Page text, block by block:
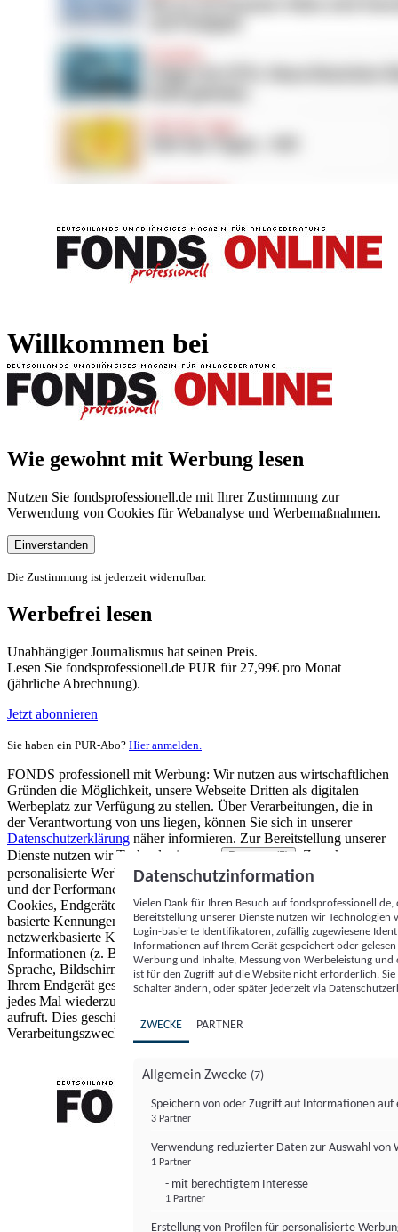
Willkommen bei
Wie gewohnt mit Werbung lesen
Nutzen Sie fondsprofessionell.de mit Ihrer Zustimmung zur
Verwendung von Cookies für Webanalyse und Werbemaßnahmen.
Einverstanden
Die Zustimmung ist jederzeit widerrufbar.
Werbefrei lesen
Unabhängiger Journalismus hat seinen Preis.
Lesen Sie fondsprofessionell.de PUR für 27,99€ pro Monat
(jährliche Abrechnung).
Jetzt abonnieren
Sie haben ein PUR-Abo? Hier anmelden.
FONDS professionell mit Werbung: Wir nutzen aus wirtschaftlichen
Gründen die Möglichkeit, unsere Webseite Dritten als digitalen
Werbeplatz zur Verfügung zu stellen. Über Verarbeitungen, die in
der Verantwortung von uns liegen, können Sie sich in unserer
Datenschutzerklärung näher informieren. Zur Bereitstellung unserer
Dienste nutzen wir Technologien von
Partnern (5)
. Zwecke:
personalisierte Werbung und Inhalte, Messung von Werbeleistung
und der Performance von Inhalten sowie Zielgruppenforschung.
Cookies, Endgeräte- oder ähnliche Online-Kennungen (z. B. login-
basierte Kennungen, zufällig generierte Kennungen,
netzwerkbasierte Kennungen) können zusammen mit anderen
Informationen (z. B. Browsertyp und Browserinformationen,
Sprache, Bildschirmgröße, unterstützte Technologien usw.) auf
Ihrem Endgerät gespeichert oder von dort ausgelesen werden, um es
jedes Mal wiederzuerkennen, wenn es eine App oder einer Webseite
aufruft. Dies geschieht für einen oder mehrere der hier aufgeführten
Verarbeitungszwecke.
Datenschutzinformation
Vielen Dank für Ihren Besuch auf
Bereitstellung unserer Dienste nutzen wir Technologien
Login-basierte Identifikatoren, zufällig zugewiesene
Informationen auf Ihrem Gerät gespeichert oder
Werbung und Inhalte, Messung von Werbeleistung
ist für den Zugriff auf die Website nicht erforderlich.
Schalter ändern, oder später jederzeit via
ZWECKE PARTNER
Allgemein Zwecke (7)
Speichern von oder Zugriff auf Informationen auf
3 Partner
Verwendung reduzierter Daten zur Auswahl von
1 Partner
- mit berechtigtem Interesse
1 Partner
Erstellung von Profilen für personalisierte
FONDS professionell